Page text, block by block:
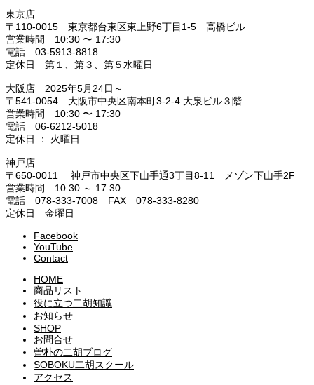
東京店
〒110-0015 東京都台東区東上野6丁目1-5 高橋ビル
営業時間 10:30 〜 17:30
電話 03-5913-8818
定休日 第１、第３、第５水曜日
大阪店 2025年5月24日～
〒541-0054 大阪市中央区南本町3-2-4 大泉ビル３階
営業時間 10:30 〜 17:30
電話 06-6212-5018
定休日 ： 火曜日
神戸店
〒650-0011 神戸市中央区下山手通3丁目8-11 メゾン下山手2F
営業時間 10:30 ～ 17:30
電話 078-333-7008 FAX 078-333-8280
定休日 金曜日
Facebook
YouTube
Contact
HOME
商品リスト
役に立つ二胡知識
お知らせ
SHOP
お問合せ
曽朴の二胡ブログ
SOBOKU二胡スクール
アクセス